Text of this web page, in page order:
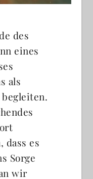
des
eines
als
begleiten.
dass es
Sorge
wir